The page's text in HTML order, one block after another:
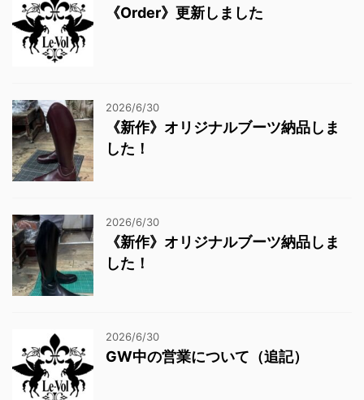
《Order》更新しました
2026/6/30
《新作》オリジナルブーツ納品しま
した！
2026/6/30
《新作》オリジナルブーツ納品しま
した！
2026/6/30
GW中の営業について（追記）